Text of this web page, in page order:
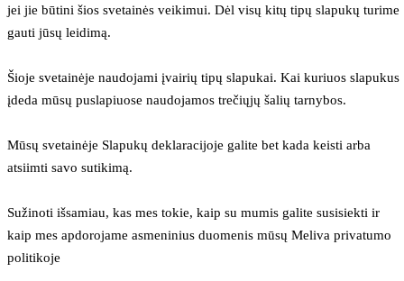
jei jie būtini šios svetainės veikimui. Dėl visų kitų tipų slapukų turime
gauti jūsų leidimą.
Šioje svetainėje naudojami įvairių tipų slapukai. Kai kuriuos slapukus
įdeda mūsų puslapiuose naudojamos trečiųjų šalių tarnybos.
Mūsų svetainėje Slapukų deklaracijoje galite bet kada keisti arba
atsiimti savo sutikimą.
Sužinoti išsamiau, kas mes tokie, kaip su mumis galite susisiekti ir
kaip mes apdorojame asmeninius duomenis mūsų Meliva privatumo
politikoje